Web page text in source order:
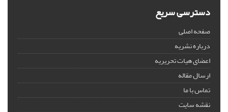
دسترسی سریع
صفحه اصلی
درباره نشریه
اعضای هیات تحریریه
ارسال مقاله
تماس با ما
نقشه سایت